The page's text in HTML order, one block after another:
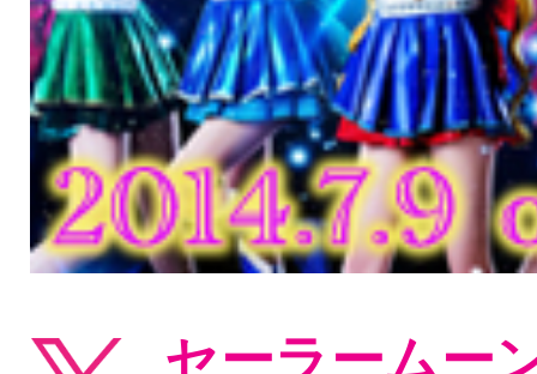
セーラームー